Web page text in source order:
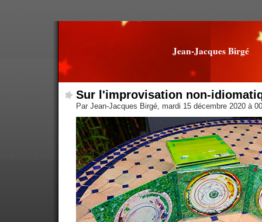
Jean-Jacques Birgé
Sur l'improvisation non-
Par Jean-Jacques Birgé, mardi 15 décembre 2020 à